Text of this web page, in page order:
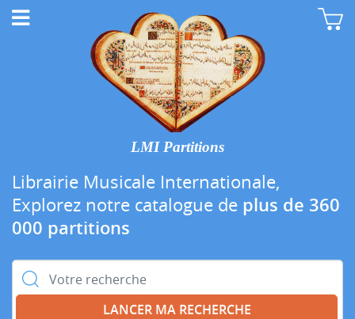
LMI Partitions
Librairie Musicale Internationale,
Explorez notre catalogue de plus de 360
000 partitions
Rechercher :